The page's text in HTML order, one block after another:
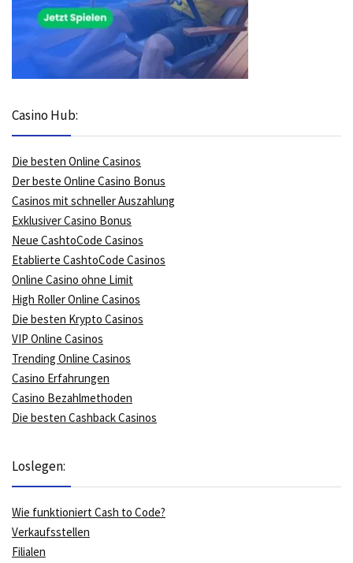
Casino Hub:
Die besten Online Casinos
Der beste Online Casino Bonus
Casinos mit schneller Auszahlung
Exklusiver Casino Bonus
Neue CashtoCode Casinos
Etablierte CashtoCode Casinos
Online Casino ohne Limit
High Roller Online Casinos
Die besten Krypto Casinos
VIP Online Casinos
Trending Online Casinos
Casino Erfahrungen
Casino Bezahlmethoden
Die besten Cashback Casinos
Loslegen:
Wie funktioniert Cash to Code?
Verkaufsstellen
Filialen